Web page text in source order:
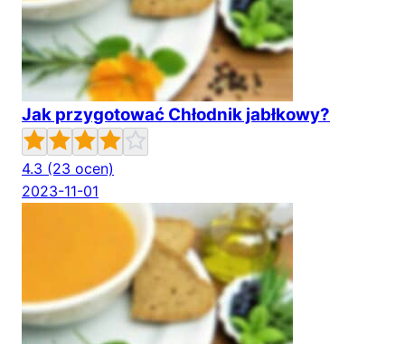
Jak przygotować Chłodnik jabłkowy?
4.3 (23 ocen)
2023-11-01